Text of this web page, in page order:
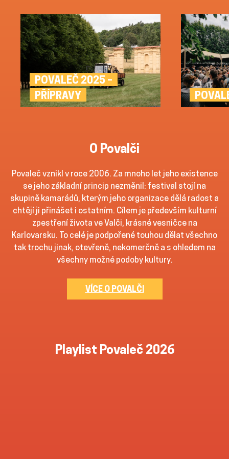
POVALEČ 2025 –
PŘÍPRAVY
O Povalči
Povaleč vznikl v roce 2006. Za mnoho let jeho existence
se jeho základní princip nezměnil: festival stojí na
skupině kamarádů, kterým jeho organizace dělá radost a
chtějí ji přinášet i ostatním. Cílem je především kulturní
zpestření života ve Valči, krásné vesničce na
Karlovarsku. To celé je podpořené touhou dělat všechno
tak trochu jinak, otevřeně, nekomerčně a s ohledem na
všechny možné podoby kultury.
VÍCE O POVALČI
Playlist Povaleč 2026